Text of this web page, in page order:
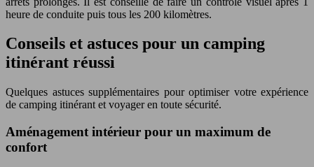
heure de conduite puis tous les 200 kilomètres.
Conseils et astuces pour un camping
itinérant réussi
Quelques astuces supplémentaires pour optimiser votre expérience
de camping itinérant et voyager en toute sécurité.
Aménagement intérieur pour un maximum de
confort